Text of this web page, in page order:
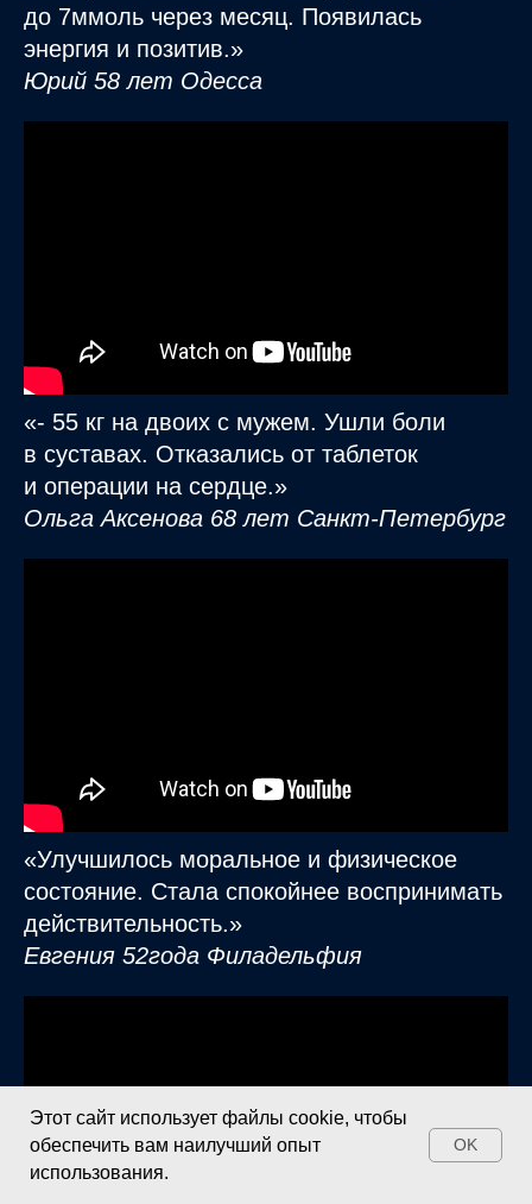
Этот сайт использует файлы cookie, чтобы
обеспечить вам наилучший опыт
использования.
OK
до 7ммоль через месяц. Появилась
энергия и позитив.»
Юрий 58 лет Одесса
«- 55 кг на двоих с мужем. Ушли боли
в суставах. Отказались от таблеток
и операции на сердце.»
Ольга Аксенова 68 лет Санкт-Петербург
«Улучшилось моральное и физическое
состояние. Стала спокойнее воспринимать
действительность.»
Евгения 52года Филадельфия